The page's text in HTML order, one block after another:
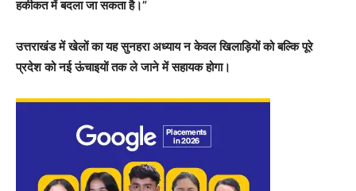
हकीकत में बदला जा सकता है।”
उत्तराखंड में खेलों का यह सुनहरा अध्याय न केवल खिलाड़ियों को बल्कि पूरे
प्रदेश को नई ऊंचाइयों तक ले जाने में सहायक होगा।